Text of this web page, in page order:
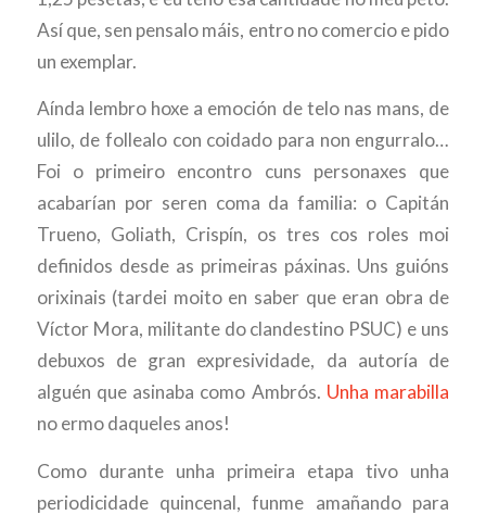
Así que, sen pensalo máis, entro no comercio e pido
un exemplar.
Aínda lembro hoxe a emoción de telo nas mans, de
ulilo, de follealo con coidado para non engurralo…
Foi o primeiro encontro cuns personaxes que
acabarían por seren coma da familia: o Capitán
Trueno, Goliath, Crispín, os tres cos roles moi
definidos desde as primeiras páxinas. Uns guións
orixinais (tardei moito en saber que eran obra de
Víctor Mora, militante do clandestino PSUC) e uns
debuxos de gran expresividade, da autoría de
alguén que asinaba como Ambrós. Unha marabilla
no ermo daqueles anos!
Como durante unha primeira etapa tivo unha
periodicidade quincenal, funme amañando para